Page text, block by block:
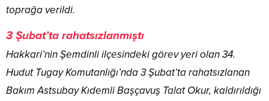
toprağa verildi.
3 Şubat’ta rahatsızlanmıştı
Hakkari’nin Şemdinli ilçesindeki görev yeri olan 34.
Hudut Tugay Komutanlığı’nda 3 Şubat’ta rahatsızlanan
Bakım Astsubay Kıdemli Başçavuş Talat Okur, kaldırıldığı